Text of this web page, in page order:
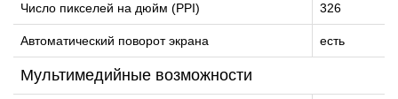
Число пикселей на дюйм (PPI) 326
Автоматический поворот экрана есть
Мультимедийные возможности